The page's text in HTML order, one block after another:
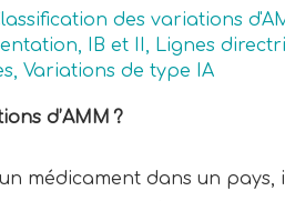
des variations
, IB et II, Lignes
, Variations de type IA
d’AMM ?
médicament dans un